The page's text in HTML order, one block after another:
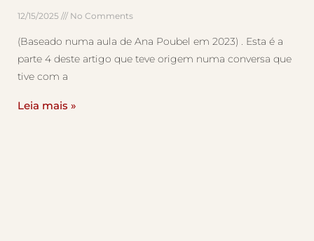
12/15/2025 No Comments
(Baseado numa aula de Ana Poubel em 2023) . Esta é a
parte 4 deste artigo que teve origem numa conversa que
tive com a
Leia mais »